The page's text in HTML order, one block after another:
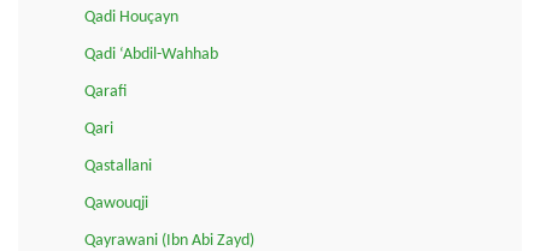
Qadi Houçayn
Qadi ‘Abdil-Wahhab
Qarafi
Qari
Qastallani
Qawouqji
Qayrawani (Ibn Abi Zayd)